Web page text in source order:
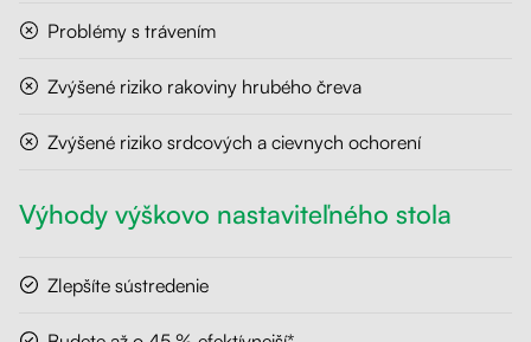
Problémy s trávením
Zvýšené riziko rakoviny hrubého čreva
Zvýšené riziko srdcových a cievnych ochorení
Výhody výškovo nastaviteľného stola
Zlepšíte sústredenie